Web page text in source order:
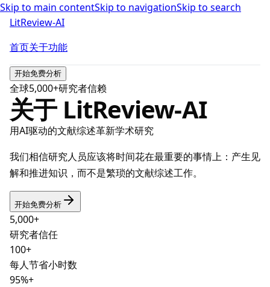
Skip to main contentSkip to navigationSkip to search
LitReview-AI
首页关于功能
开始免费分析
全球5,000+研究者信赖
关于 LitReview-AI
用AI驱动的文献综述革新学术研究
我们相信研究人员应该将时间花在最重要的事情上：产生见
解和推进知识，而不是繁琐的文献综述工作。
开始免费分析
5,000+
研究者信任
100+
每人节省小时数
95%+